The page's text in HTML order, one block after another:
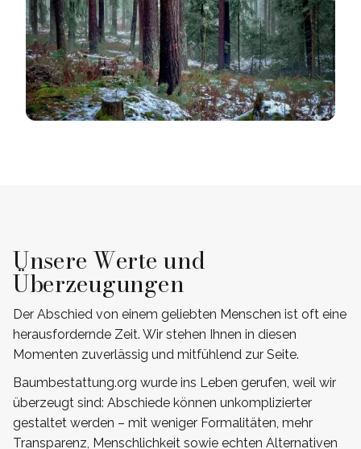
Unsere Werte und
Überzeugungen
Der Abschied von einem geliebten Menschen ist oft eine
herausfordernde Zeit. Wir stehen Ihnen in diesen
Momenten zuverlässig und mitfühlend zur Seite.
Baumbestattung.org wurde ins Leben gerufen, weil wir
überzeugt sind: Abschiede können unkomplizierter
gestaltet werden – mit weniger Formalitäten, mehr
Transparenz, Menschlichkeit sowie echten Alternativen